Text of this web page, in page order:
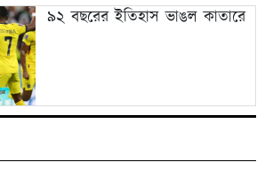
৯২ বছরের ইতিহাস ভাঙল কাতারে